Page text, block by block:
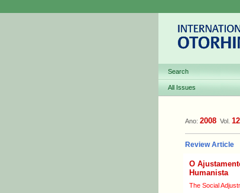
Search
All Issues
Ano: 2008 Vol. 12
Review Article
O
Humanista
The Social